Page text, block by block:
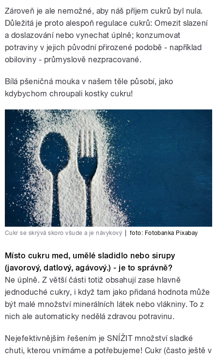
Zároveň je ale nemožné, aby náš příjem cukrů byl nula.
Důležitá je proto alespoň regulace cukrů: Omezit slazení
a doslazování nebo vynechat úplně; konzumovat
potraviny v jejich původní přirozené podobě - například
obiloviny - průmyslově nezpracované.
Bílá pšeničná mouka v našem těle působí, jako
kdybychom chroupali kostky cukru!
Cukr se skrývá skoro všude a je návykový foto: Fotobanka Pixabay
Místo cukru med, umělé sladidlo nebo sirupy
(javorový, datlový, agávový.) - je to správně?
Ne úplně. Z větší části totiž obsahují zase hlavně
jednoduché cukry, i když tam jako přidaná hodnota může
být malé množství minerálních látek nebo vlákniny. To z
nich ale automaticky nedělá zdravou potravinu.
Nejefektivnějším řešením je SNÍŽIT množství sladké
chuti, kterou vnímáme a potřebujeme! Cukr (často ještě v